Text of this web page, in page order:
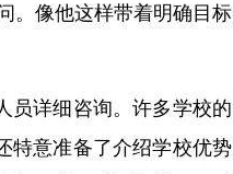
。像他这样带着明确目标
详细咨询。许多学校的
特意准备了介绍学校优势